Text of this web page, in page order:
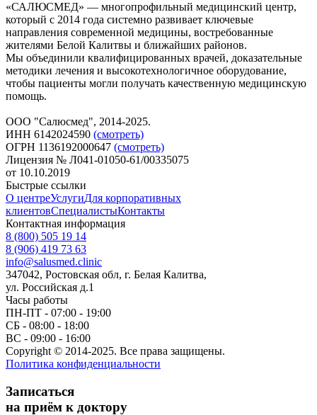
«САЛЮСМЕД» — многопрофильный медицинский центр,
который с 2014 года системно развивает ключевые
направления современной медицины, востребованные
жителями Белой Калитвы и ближайших районов.
Мы объединили квалифицированных врачей, доказательные
методики лечения и высокотехнологичное оборудование,
чтобы пациенты могли получать качественную медицинскую
помощь.
ООО "Салюсмед", 2014-2025.
ИНН 6142024590 (смотреть)
ОГРН 1136192000647 (смотреть)
Лицензия № Л041-01050-61/00335075
от 10.10.2019
Быстрые ссылки
О центреУслугиДля корпоративных
клиентовСпециалистыКонтакты
Контактная информация
8 (800) 505 19 14
8 (906) 419 73 63
info@salusmed.clinic
347042, Ростовская обл, г. Белая Калитва,
ул. Российская д.1
Часы работы
ПН-ПТ - 07:00 - 19:00
СБ - 08:00 - 18:00
ВС - 09:00 - 16:00
Copyright © 2014-2025. Все права защищены.
Политика конфиденциальности
Записаться
на приём к доктору